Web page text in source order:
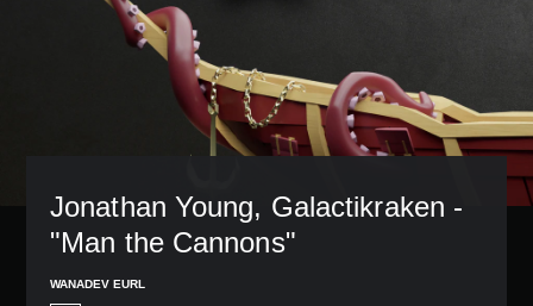
Jonathan Young, Galactikraken -
"Man the Cannons"
WANADEV EURL